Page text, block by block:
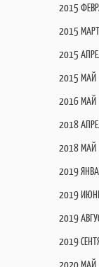
2015
2015 МАРТ
2015
2015 МАЙ
2016 МАЙ
2018
2018 МАЙ
2019
2019
2019
2019